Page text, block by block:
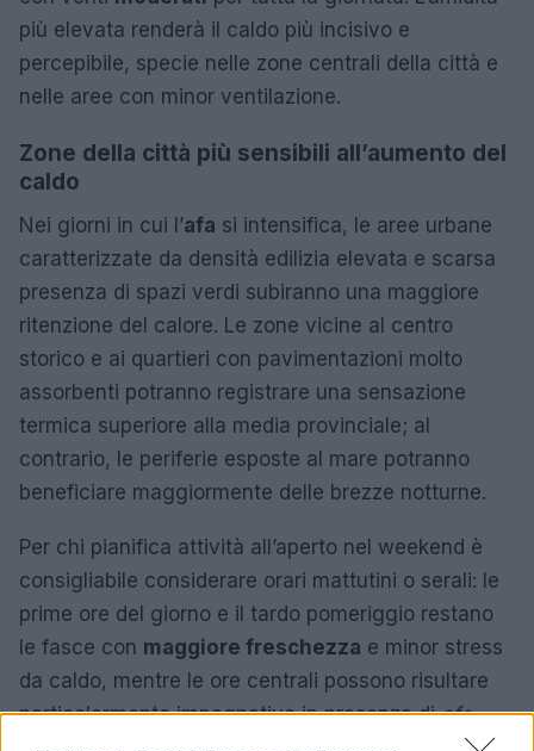
più elevata renderà il caldo più incisivo e
percepibile, specie nelle zone centrali della città e
nelle aree con minor ventilazione.
Zone della città più sensibili all’aumento del
caldo
Nei giorni in cui l’afa si intensifica, le aree urbane
caratterizzate da densità edilizia elevata e scarsa
presenza di spazi verdi subiranno una maggiore
ritenzione del calore. Le zone vicine al centro
storico e ai quartieri con pavimentazioni molto
assorbenti potranno registrare una sensazione
termica superiore alla media provinciale; al
contrario, le periferie esposte al mare potranno
beneficiare maggiormente delle brezze notturne.
Per chi pianifica attività all’aperto nel weekend è
consigliabile considerare orari mattutini o serali: le
prime ore del giorno e il tardo pomeriggio restano
le fasce con maggiore freschezza e minor stress
da caldo, mentre le ore centrali possono risultare
particolarmente impegnative in presenza diafa